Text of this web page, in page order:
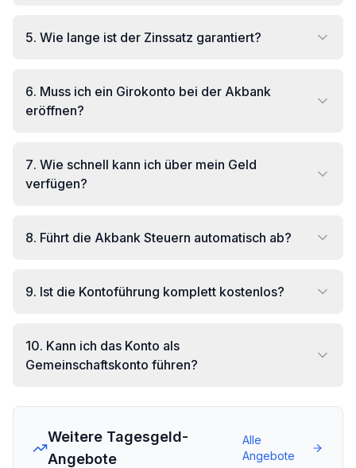
5. Wie lange ist der Zinssatz garantiert?
6. Muss ich ein Girokonto bei der Akbank
eröffnen?
7. Wie schnell kann ich über mein Geld
verfügen?
8. Führt die Akbank Steuern automatisch ab?
9. Ist die Kontoführung komplett kostenlos?
10. Kann ich das Konto als
Gemeinschaftskonto führen?
Weitere Tagesgeld-
Angebote
Alle
Angebote